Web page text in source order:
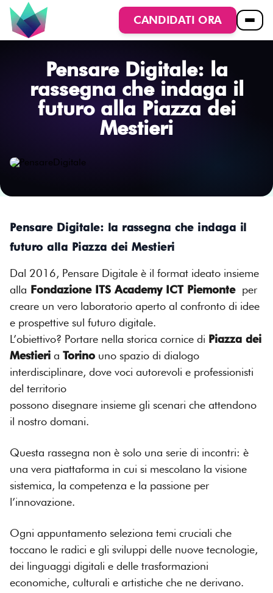
CANDIDATI ORA
Pensare Digitale: la
rassegna che indaga il
futuro alla Piazza dei
Mestieri
Pensare Digitale: la rassegna che indaga il
futuro alla Piazza dei Mestieri
Dal 2016, Pensare Digitale è il format ideato insieme
alla Fondazione ITS Academy ICT Piemonteper
creare un vero laboratorio aperto al confronto di idee
e prospettive sul futuro digitale.
L’obiettivo? Portare nella storica cornice di Piazza dei
Mestieri a Torino uno spazio di dialogo
interdisciplinare, dove voci autorevoli e professionisti
del territorio
possono disegnare insieme gli scenari che attendono
il nostro domani.
Questa rassegna non è solo una serie di incontri: è
una vera piattaforma in cui si mescolano la visione
sistemica, la competenza e la passione per
l’innovazione.
Ogni appuntamento seleziona temi cruciali che
toccano le radici e gli sviluppi delle nuove tecnologie,
dei linguaggi digitali e delle trasformazioni
economiche, culturali e artistiche che ne derivano.